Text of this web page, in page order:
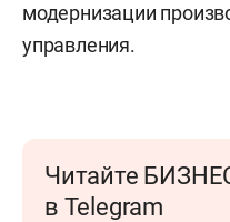
модернизации
управления.
Читайте
в Telegram